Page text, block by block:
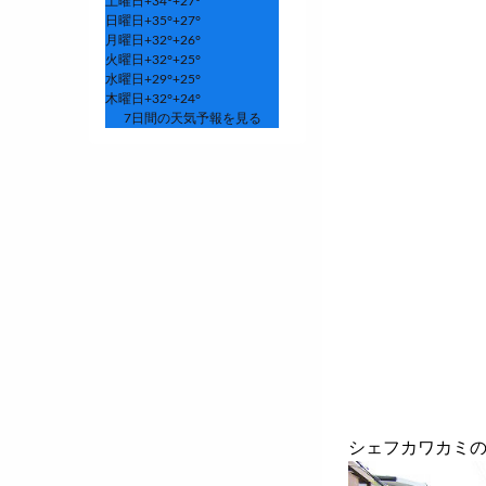
シェフカワカミ
日曜日 +35°+27°
月曜日 +32°+26°
火曜日 +32°+25°
水曜日 +29°+25°
木曜日 +32°+24°
7日間の天気予報を見る